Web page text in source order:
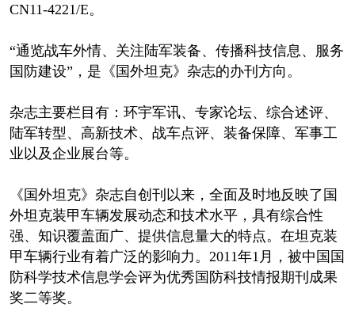
CN11-4221/E。
“通览战车外情、关注陆军装备、传播科技信息、服务
国防建设”，是《国外坦克》杂志的办刊方向。
杂志主要栏目有：环宇军讯、专家论坛、综合述评、
陆军转型、高新技术、战车点评、装备保障、军事工
业以及企业展台等。
《国外坦克》杂志自创刊以来，全面及时地反映了国
外坦克装甲车辆发展动态和技术水平，具有综合性
强、知识覆盖面广、提供信息量大的特点。在坦克装
甲车辆行业有着广泛的影响力。2011年1月，被中国国
防科学技术信息学会评为优秀国防科技情报期刊成果
奖二等奖。